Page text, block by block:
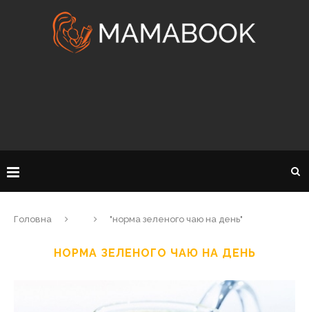
Головна "норма зеленого чаю на день"
НОРМА ЗЕЛЕНОГО ЧАЮ НА ДЕНЬ